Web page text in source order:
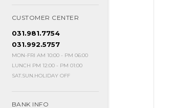
CUSTOMER CENTER
031.981.7754
031.992.5757
MON-FRI AM 10:00 - PM 06:00
LUNCH PM 12:00 - PM 01:00
SAT.SUN.HOLIDAY OFF
BANK INFO